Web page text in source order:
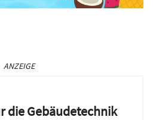
ANZEIGE
die Gebäudetechnik